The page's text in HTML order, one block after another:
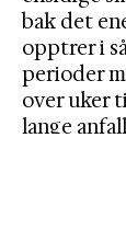
bak det
opptrer i
perioder
over uker
lange